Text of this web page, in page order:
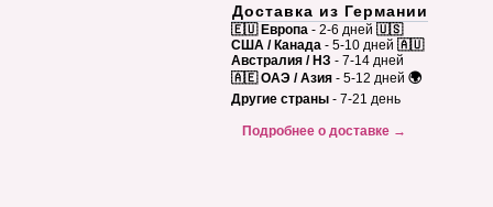
Доставка из Германии
🇪🇺 Европа - 2-6 дней 🇺🇸
США / Канада - 5-10 дней 🇦🇺
Австралия / НЗ - 7-14 дней
🇦🇪 ОАЭ / Азия - 5-12 дней 🌍
Другие страны - 7-21 день
Подробнее о доставке →